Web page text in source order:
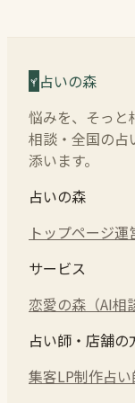
占いの森
悩みを、そっと
相談・全国の占
添います。
占いの森
トップページ運
サービス
恋愛の森（AI相
占い師・店舗の
集客LP制作占